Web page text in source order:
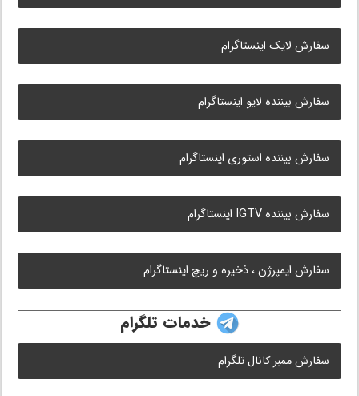
سفارش لایک اینستاگرام
سفارش بیننده لایو اینستاگرام
سفارش بیننده استوری اینستاگرام
سفارش بیننده IGTV اینستاگرام
سفارش ایمپرژن ، ذخیره و ریچ اینستاگرام
خدمات تلگرام
سفارش ممبر کانال تلگرام